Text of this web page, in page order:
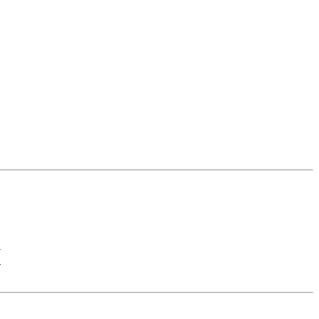
= \frac{3\sqrt{10}}{2} \cdot
3\cos A \Rightarrow \cos A = \frac{\sin A}{3} =